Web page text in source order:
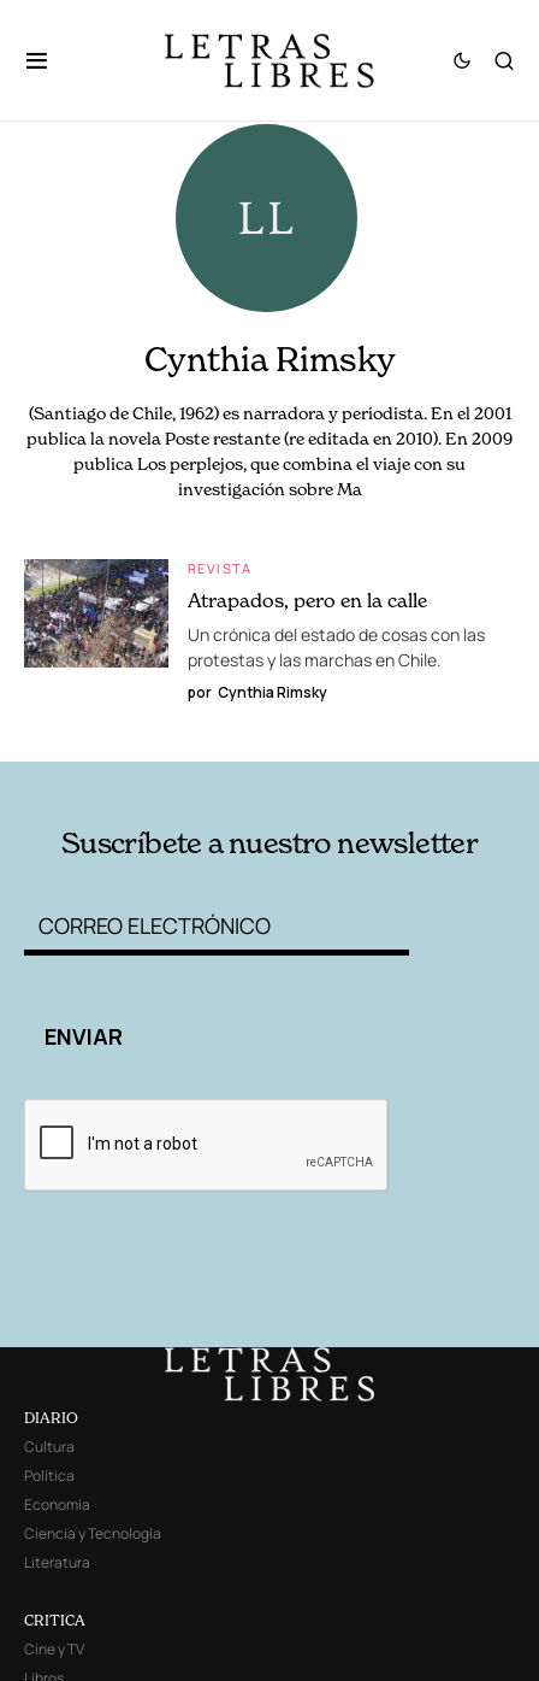
Cynthia Rimsky
(Santiago de Chile, 1962) es narradora y periodista. En el 2001
publica la novela Poste restante (re editada en 2010). En 2009
publica Los perplejos, que combina el viaje con su
investigación sobre Ma
REVISTA
Atrapados, pero en la calle
Un crónica del estado de cosas con las
protestas y las marchas en Chile.
por Cynthia Rimsky
Suscríbete a nuestro newsletter
DIARIO
Cultura
Política
Economía
Ciencia y Tecnología
Literatura
CRITICA
Cine y TV